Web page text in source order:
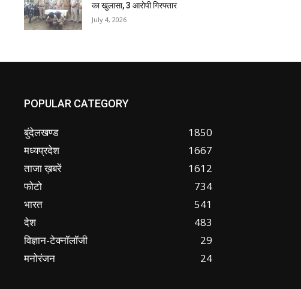
का खुलासा, 3 आरोपी गिरफ्तार
July 4, 2026
POPULAR CATEGORY
बुंदेलखण्ड
1850
मध्यप्रदेश
1667
ताजा ख़बरें
1612
फोटो
734
भारत
541
देश
483
विज्ञान-टेक्नॉलॉजी
29
मनोरंजन
24